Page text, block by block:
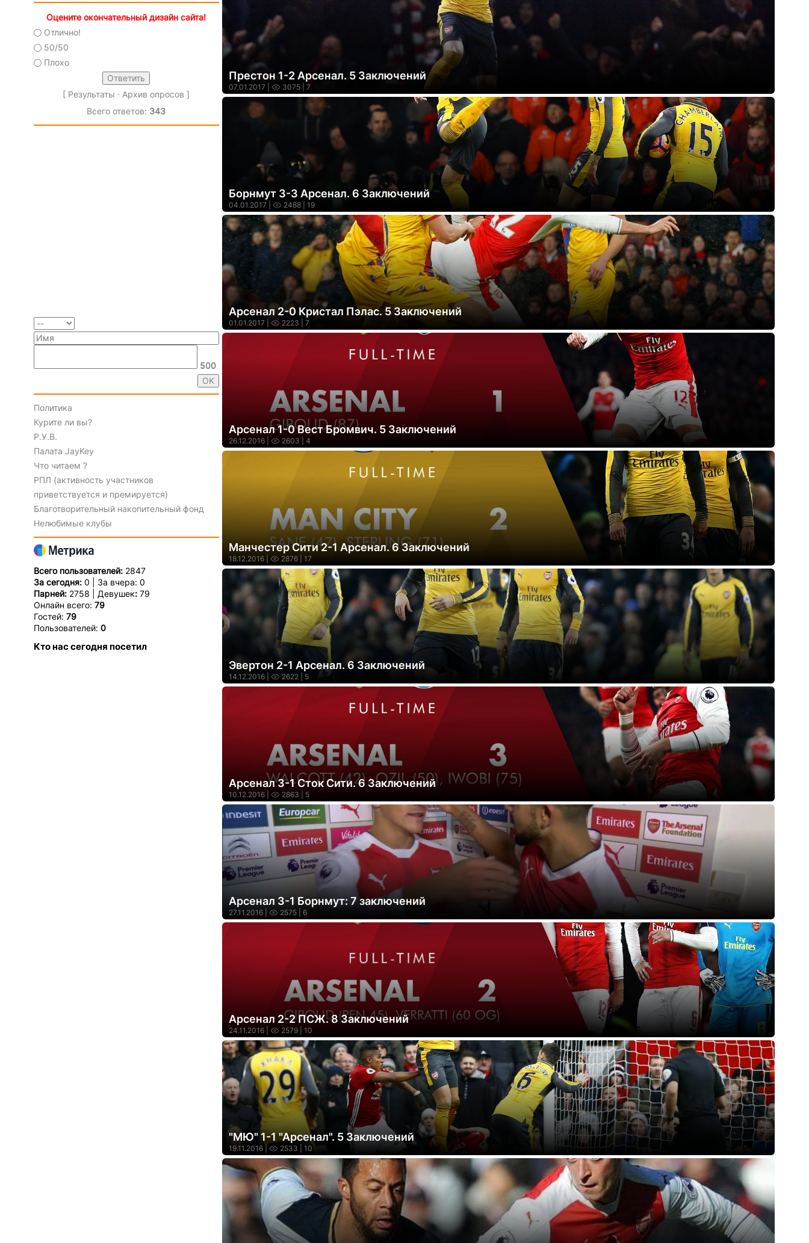
Оцените окончательный дизайн сайта!
Отлично!
50/50
Плохо
[ Результаты · Архив опросов ]
Всего ответов: 343
500
Политика
Курите ли вы?
Р.У.В.
Палата JayKey
Что читаем ?
РПЛ (активность участников
приветствуется и премируется)
Благотворительный накопительный фонд
Нелюбимые клубы
Всего пользователей: 2847
За сегодня: 0 | За вчера: 0
Парней: 2758 | Девушек:79
Онлайн всего: 79
Гостей: 79
Пользователей: 0
Кто нас сегодня посетил
Престон 1-2 Арсенал. 5 Заключений
07.01.2017 | 3075 | 7
Борнмут 3-3 Арсенал. 6 Заключений
04.01.2017 | 2488 | 19
Арсенал 2-0 Кристал Пэлас. 5 Заключений
01.01.2017 | 2223 | 7
Арсенал 1-0 Вест Бромвич. 5 Заключений
26.12.2016 | 2603 | 4
Манчестер Сити 2-1 Арсенал. 6 Заключений
18.12.2016 | 2876 | 17
Эвертон 2-1 Арсенал. 6 Заключений
14.12.2016 | 2622 | 5
Арсенал 3-1 Сток Сити. 6 Заключений
10.12.2016 | 2863 | 5
Арсенал 3-1 Борнмут: 7 заключений
27.11.2016 | 2575 | 6
Арсенал 2-2 ПСЖ. 8 Заключений
24.11.2016 | 2579 | 10
"МЮ" 1-1 "Арсенал". 5 Заключений
19.11.2016 | 2533 | 10